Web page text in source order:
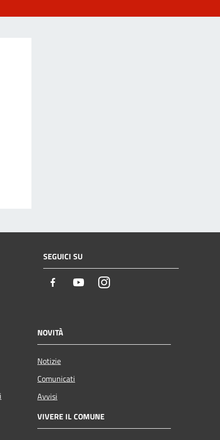
SEGUICI SU
Facebook YoutubeInstagram
NOVITÀ
Notizie
Comunicati
Avvisi
VIVERE IL COMUNE